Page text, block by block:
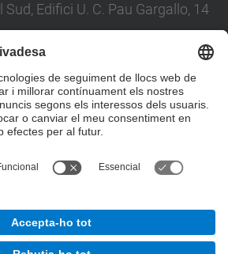
Edifici U. C. Pau Gargallo, 14